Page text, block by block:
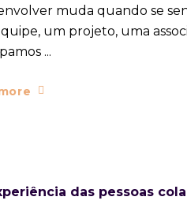
muda quando se
um projeto, uma